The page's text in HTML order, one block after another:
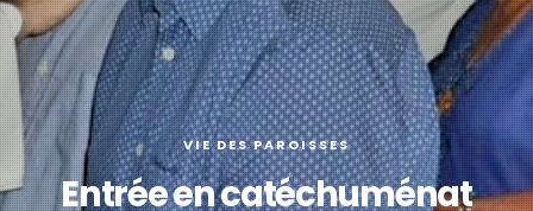
VIE DES PAROISSES
Entrée en catéchuménat